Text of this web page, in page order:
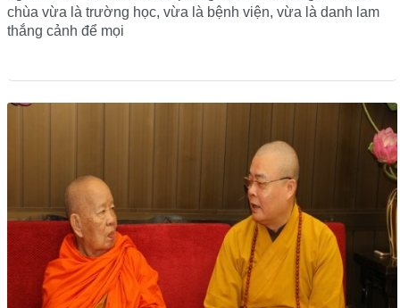
chùa vừa là trường học, vừa là bệnh viện, vừa là danh lam
thắng cảnh để mọi